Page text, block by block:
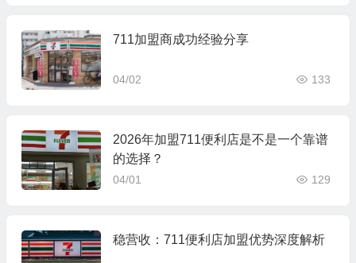
711加盟商成功经验分享
04/02 133
2026年加盟711便利店是不是一个靠谱
的选择？
04/01 129
稳营收：711便利店加盟优势深度解析